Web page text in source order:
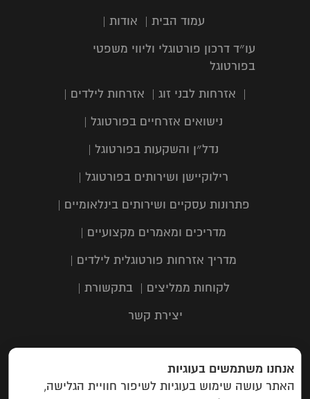
עמוד הבית | אודות |
עו״ד דרכון פורטוגלי וליווי משפטי
בפורטוגל
|
אזרחות לבני זוג | אזרחות לילדים |
נישואים אזרחיים בפורטוגל |
נדל״ן והשקעות בפורטוגל |
רילוקיישן ושירותים בפורטוגל |
פתרונות עסקיים ושירותים בינלאומיים |
מדריכים ומאמרים מקצועיים |
מדריך אזרחות פורטוגלית לילדים |
לקוחות ממליצים | בתקשורת |
יצירת קשר
כתובת: תבור 116, שוהם | טלפון:
6323303| מייל:
אנחנו משתמשים בעוגיות
האתר עושה שימוש בעוגיות לשיפור חוויית הגלישה,